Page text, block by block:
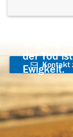
der Tod
Ewigkeit.
Kontakt